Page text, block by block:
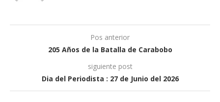
Pos anterior
205 Años de la Batalla de Carabobo
siguiente post
Dia del Periodista : 27 de Junio del 2026